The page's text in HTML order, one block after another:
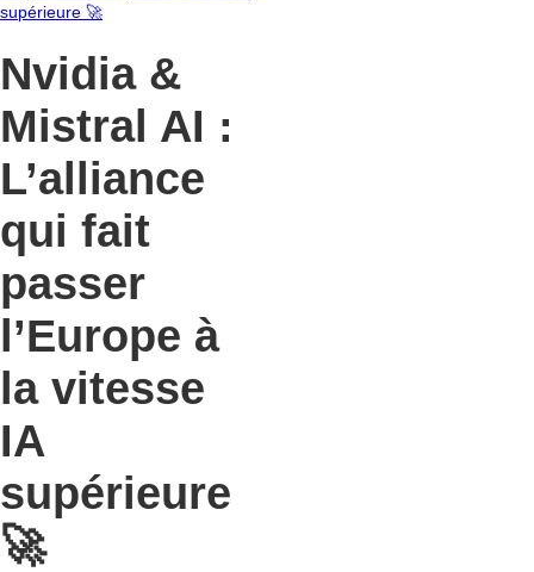
supérieure 🚀
Nvidia &
Mistral AI :
L’alliance
qui fait
passer
l’Europe à
la vitesse
IA
supérieure
🚀